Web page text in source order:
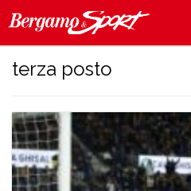
terza posto